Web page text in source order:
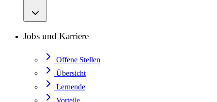
Jobs und Karriere
Offene Stellen
Übersicht
Lernende
Vorteile